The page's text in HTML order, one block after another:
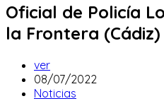
Oficial de Policía
la Frontera
Autor
de
la
ver
Publicación
de
08/07/2022
Categoría
Noticias